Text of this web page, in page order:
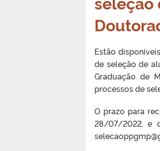
Estão
de seleção de
Graduação de
processos de
O prazo para
28/07/2022, e